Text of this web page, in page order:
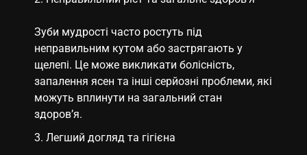
Зуби мудрості часто ростуть під
неправильним кутом або застрягають у
щелепі. Це може викликати болісність,
запалення ясен та інші серйозні проблеми, які
можуть вплинути на загальний стан
здоров’я.
Легший догляд та гігієна